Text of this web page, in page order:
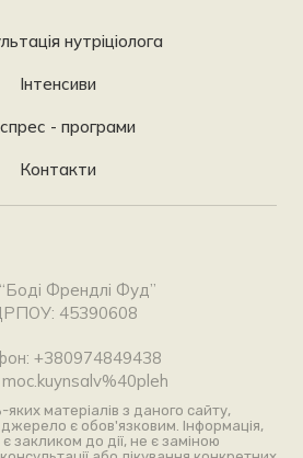
нутріціолога
Інтенсиви
- програми
Контакти
Френдлі Фуд”
45390608
+380974849438
moc.kuynsalv%40pleh
матеріалів з даного сайту,
є обов'язковим. Інформація,
закликом до дії, не є заміною